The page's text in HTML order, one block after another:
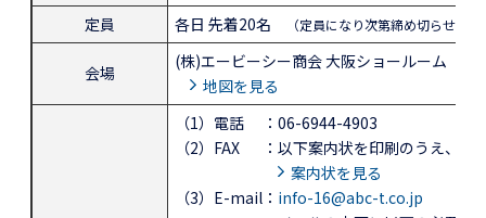
定員 各日 先着20名 （定員になり次第締め切らせて
会場
(株)エービーシー商会 大阪ショールーム
地図を見る
（1）電話
：06-6944-4903
（2）FAX
：以下案内状を印刷のうえ、記
案内状を見る
（3）E-mail： info-16@abc-t.co.jp